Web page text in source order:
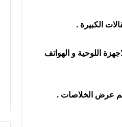
اللوحية و الهواتف
عرض الخلاصات .